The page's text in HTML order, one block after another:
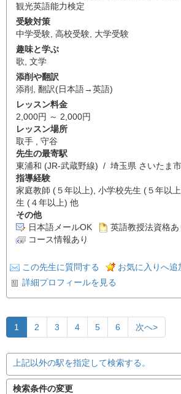
観光英語能力検定
受験対策
中学受験 高校受験 大学受験
趣味と学ぶ
歌 文学
添削や翻訳
添削
翻訳(日本語→英語)
レッスン料金
2,000円 ～ 2,000円
レッスン場所
取手 , 守谷
先生の最寄駅
東浦和 (JR-武蔵野線) / 埼玉県 さいたま
指導経験
家庭教師 (５年以上), 小学校先生 (５年以
生 (４年以上) 他
その他
日本語メールOK
英語教授法資格あ
コース情報あり
この先生に質問する
お気に入りへ追
詳細プロフィールを見る
1 2 3 4 5 6 次へ>
上記以外の駅を指定して検索する。
検索条件の変更